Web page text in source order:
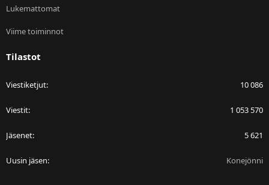
Lukemattomat
Viime toiminnot
Tilastot
Viestiketjut 10 086
Viestit 1 053 570
Jäsenet 5 621
Uusin jäsen Konejönni